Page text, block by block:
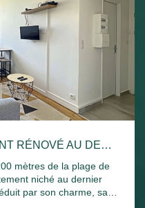
CHARMANT APPARTEMENT RÉNOVÉ AU DERNIER ÉTAGE, À DEUX PAS DE LA PLAGE DE FONCILLON
mètres de la plage de
niché au dernier
par son charme, sa